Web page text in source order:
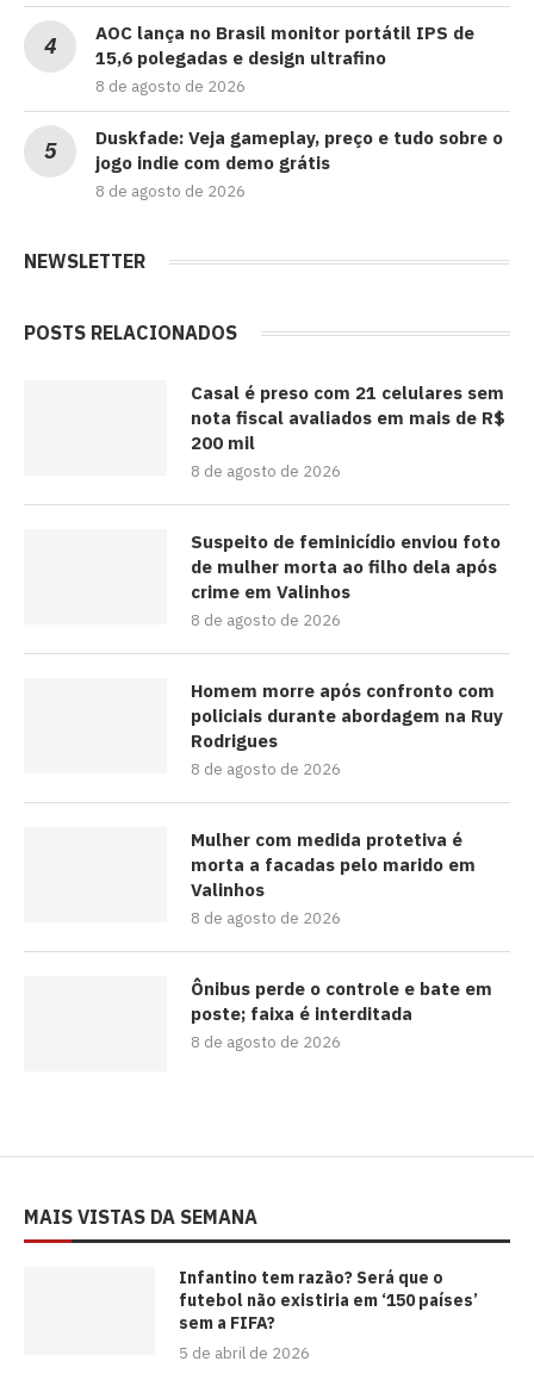
AOC lança no Brasil monitor portátil IPS de
15,6 polegadas e design ultrafino
8 de agosto de 2026
Duskfade: Veja gameplay, preço e tudo sobre o
jogo indie com demo grátis
8 de agosto de 2026
NEWSLETTER
POSTS RELACIONADOS
Casal é preso com 21 celulares sem
nota fiscal avaliados em mais de R$
200 mil
8 de agosto de 2026
Suspeito de feminicídio enviou foto
de mulher morta ao filho dela após
crime em Valinhos
8 de agosto de 2026
Homem morre após confronto com
policiais durante abordagem na Ruy
Rodrigues
8 de agosto de 2026
Mulher com medida protetiva é
morta a facadas pelo marido em
Valinhos
8 de agosto de 2026
Ônibus perde o controle e bate em
poste; faixa é interditada
8 de agosto de 2026
MAIS VISTAS DA SEMANA
⁠Infantino tem razão? Será que o
futebol não existiria em ‘150 países’
sem a FIFA?
5 de abril de 2026